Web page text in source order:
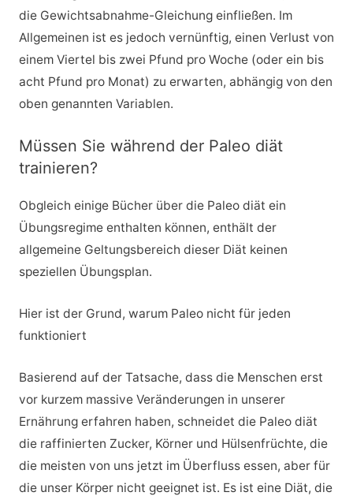
die Gewichtsabnahme-Gleichung einfließen. Im
Allgemeinen ist es jedoch vernünftig, einen Verlust von
einem Viertel bis zwei Pfund pro Woche (oder ein bis
acht Pfund pro Monat) zu erwarten, abhängig von den
oben genannten Variablen.
Müssen Sie während der Paleo diät
trainieren?
Obgleich einige Bücher über die Paleo diät ein
Übungsregime enthalten können, enthält der
allgemeine Geltungsbereich dieser Diät keinen
speziellen Übungsplan.
Hier ist der Grund, warum Paleo nicht für jeden
funktioniert
Basierend auf der Tatsache, dass die Menschen erst
vor kurzem massive Veränderungen in unserer
Ernährung erfahren haben, schneidet die Paleo diät
die raffinierten Zucker, Körner und Hülsenfrüchte, die
die meisten von uns jetzt im Überfluss essen, aber für
die unser Körper nicht geeignet ist. Es ist eine Diät, die